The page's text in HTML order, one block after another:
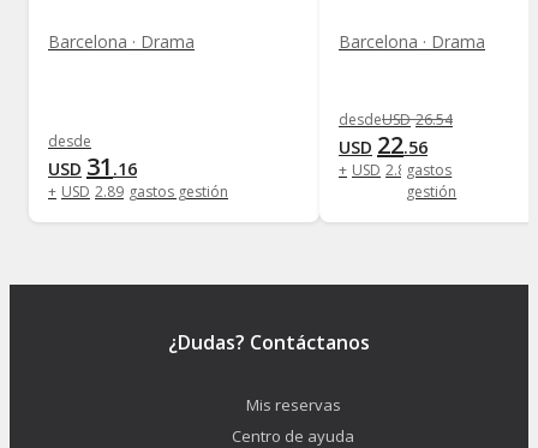
Barcelona · Drama
desde
USD 31 .16
+ USD 2.89 gastos gestión
Barcelona · Drama
desdeUSD 26.54
USD 22.56
+ USD 2.89gastos
gestión
¿Dudas? Contáctanos
Mis reservas
Centro de ayuda